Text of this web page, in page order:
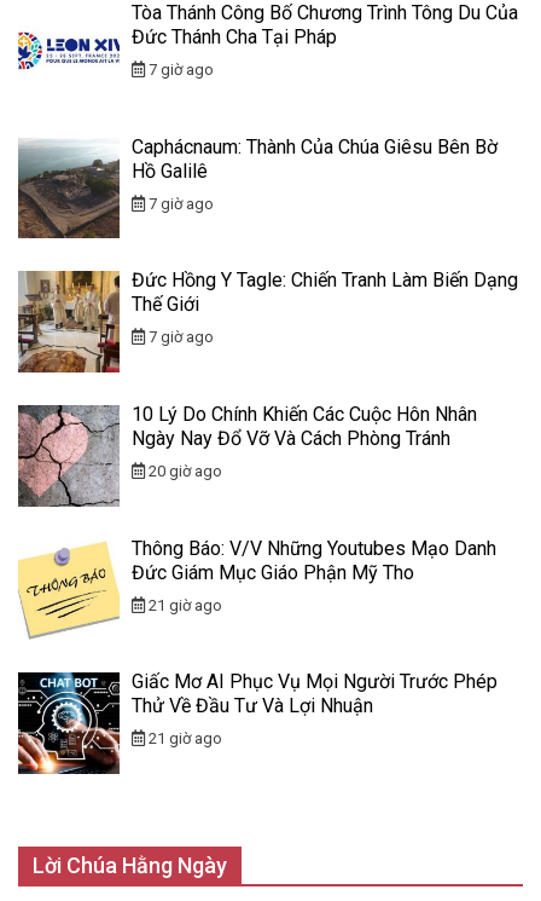
Tòa Thánh Công Bố Chương Trình Tông Du Của
Đức Thánh Cha Tại Pháp
7 giờ ago
Caphácnaum: Thành Của Chúa Giêsu Bên Bờ
Hồ Galilê
7 giờ ago
Đức Hồng Y Tagle: Chiến Tranh Làm Biến Dạng
Thế Giới
7 giờ ago
10 Lý Do Chính Khiến Các Cuộc Hôn Nhân
Ngày Nay Đổ Vỡ Và Cách Phòng Tránh
20 giờ ago
Thông Báo: V/v Những Youtubes Mạo Danh
Đức Giám Mục Giáo Phận Mỹ Tho
21 giờ ago
Giấc Mơ AI Phục Vụ Mọi Người Trước Phép
Thử Về Đầu Tư Và Lợi Nhuận
21 giờ ago
Lời Chúa Hằng Ngày